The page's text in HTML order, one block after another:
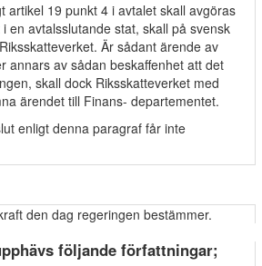
artikel 19 punkt 4 i avtalet skall avgöras
en avtalsslutande stat, skall på svensk
Är sådant ärende av
annars av sådan beskaffenhet att det
skall dock Riksskatteverket med
ärendet till Finans- departementet.
enligt denna paragraf får inte
den dag regeringen bestämmer.
följande författningar;